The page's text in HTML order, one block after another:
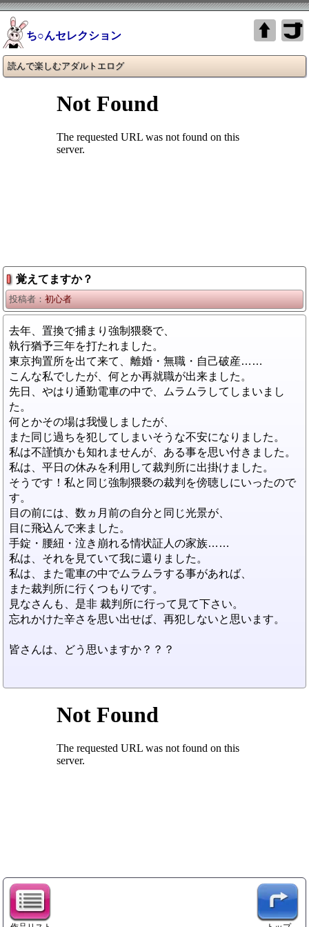
ち○んセレクション
読んで楽しむアダルトエログ
覚えてますか？
投稿者：初心者
去年、置換で捕まり強制猥褻で、
執行猶予三年を打たれました。
東京拘置所を出て来て、離婚・無職・自己破産……
こんな私でしたが、何とか再就職が出来ました。
先日、やはり通勤電車の中で、ムラムラしてしまいまし
た。
何とかその場は我慢しましたが、
また同じ過ちを犯してしまいそうな不安になりました。
私は不謹慎かも知れませんが、ある事を思い付きました。
私は、平日の休みを利用して裁判所に出掛けました。
そうです！私と同じ強制猥褻の裁判を傍聴しにいったので
す。
目の前には、数ヵ月前の自分と同じ光景が、
目に飛込んで来ました。
手錠・腰紐・泣き崩れる情状証人の家族……
私は、それを見ていて我に還りました。
私は、また電車の中でムラムラする事があれば、
また裁判所に行くつもりです。
見なさんも、是非 裁判所に行って見て下さい。
忘れかけた辛さを思い出せば、再犯しないと思います。
皆さんは、どう思いますか？？？